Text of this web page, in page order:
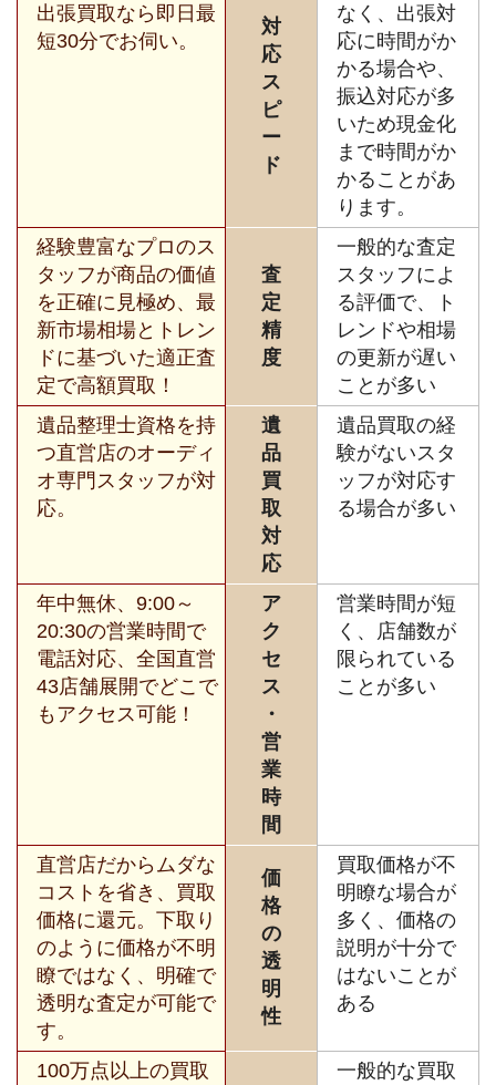
出張買取なら即日最
短30分でお伺い。
対
応
ス
ピ
ー
ド
なく、出張対
応に時間がか
かる場合や、
振込対応が多
いため現金化
まで時間がか
かることがあ
ります。
経験豊富なプロのス
タッフが商品の価値
を正確に見極め、最
新市場相場とトレン
ドに基づいた適正査
定で高額買取！
査
定
精
度
一般的な査定
スタッフによ
る評価で、ト
レンドや相場
の更新が遅い
ことが多い
遺品整理士資格を持
つ直営店のオーディ
オ専門スタッフが対
応。
遺
品
買
取
対
応
遺品買取の経
験がないスタ
ッフが対応す
る場合が多い
年中無休、9:00～
20:30の営業時間で
電話対応、全国直営
43店舗展開でどこで
もアクセス可能！
ア
ク
セ
ス
・
営
業
時
間
営業時間が短
く、店舗数が
限られている
ことが多い
直営店だからムダな
コストを省き、買取
価格に還元。下取り
のように価格が不明
瞭ではなく、明確で
透明な査定が可能で
す。
価
格
の
透
明
性
買取価格が不
明瞭な場合が
多く、価格の
説明が十分で
はないことが
ある
100万点以上の買取
一般的な買取